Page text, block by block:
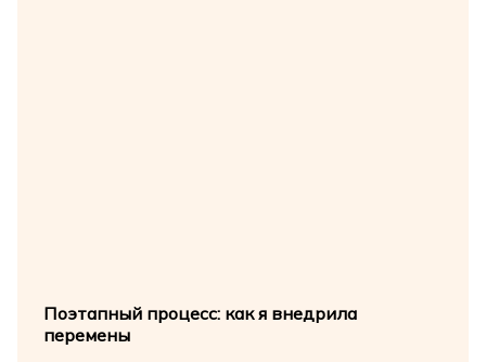
Поэтапный процесс: как я внедрила
перемены